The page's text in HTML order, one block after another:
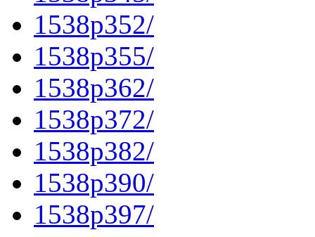
1538p352/
1538p355/
1538p362/
1538p372/
1538p382/
1538p390/
1538p397/